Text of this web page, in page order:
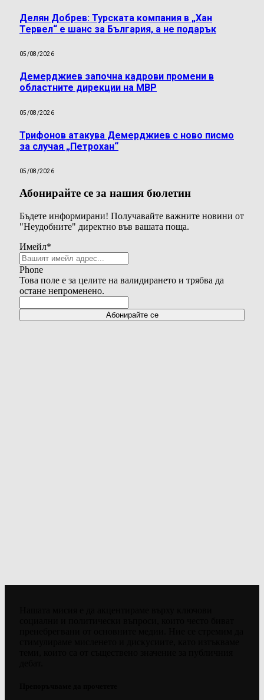
Делян Добрев: Турската компания в „Хан
Тервел“ е шанс за България, а не подарък
05/08/2026
Демерджиев започна кадрови промени в
областните дирекции на МВР
05/08/2026
Трифонов атакува Демерджиев с ново писмо
за случая „Петрохан“
05/08/2026
Абонирайте се за нашия бюлетин
Бъдете информирани! Получавайте важните новини от
"Неудобните" директно във вашата поща.
Имейл*
Phone
Това поле е за целите на валидирането и трябва да
остане непроменено.